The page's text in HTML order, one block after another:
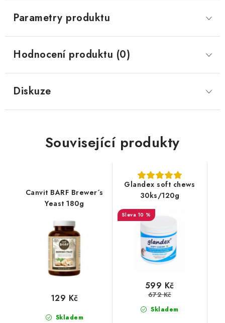
Parametry produktu
Hodnocení produktu (0)
Diskuze
Související produkty
Canvit BARF Brewer´s
Yeast 180g
Skladem
129 Kč
Glandex soft chews
30ks/120g
10 %
Skladem
599 Kč
672 Kč